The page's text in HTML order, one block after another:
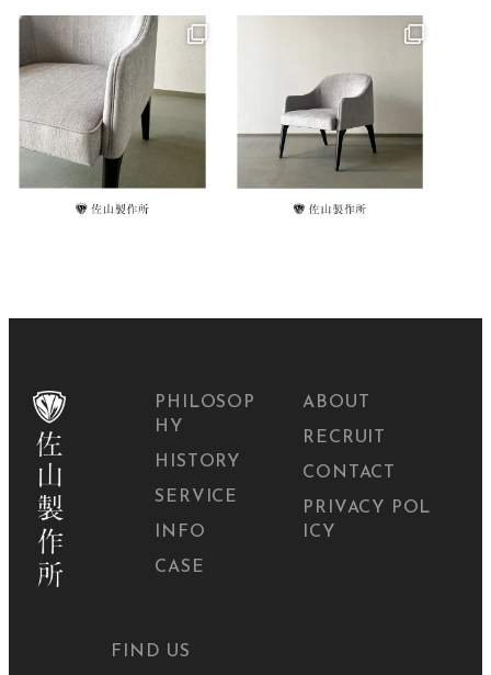
PHILOSOP
HY
HISTORY
SERVICE
INFO
CASE
ABOUT
RECRUIT
CONTACT
PRIVACY POL
ICY
FIND US